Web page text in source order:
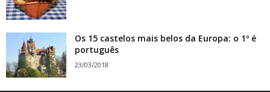
Os 15 castelos mais belos da Europa: o 1º é
português
23/03/2018